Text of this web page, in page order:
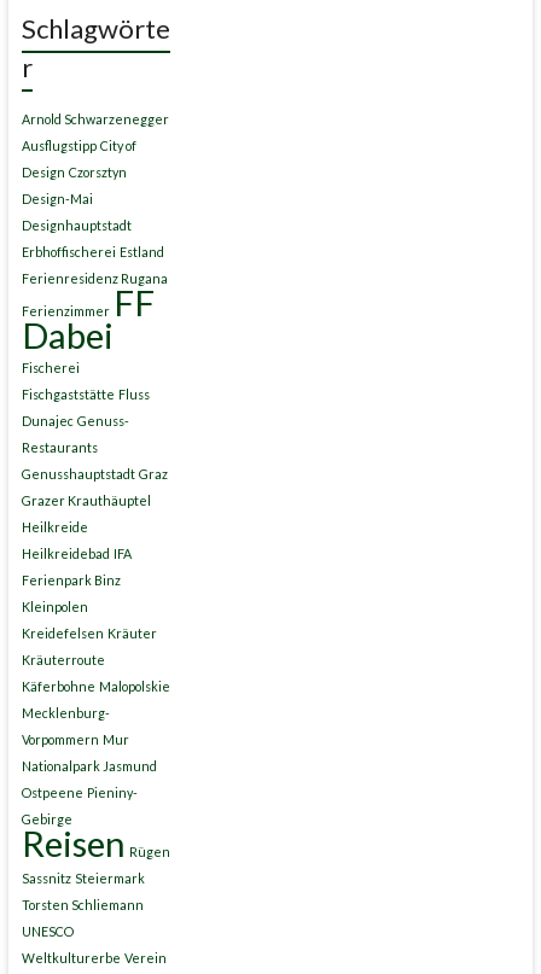
Schlagwörte
r
Arnold Schwarzenegger
Ausflugstipp City of
Design Czorsztyn
Design-Mai
Designhauptstadt
Erbhoffischerei Estland
Ferienresidenz Rugana
Ferienzimmer FF
Dabei
Fischerei
Fischgaststätte Fluss
Dunajec Genuss-
Restaurants
Genusshauptstadt Graz
Grazer Krauthäuptel
Heilkreide
Heilkreidebad IFA
Ferienpark Binz
Kleinpolen
Kreidefelsen Kräuter
Kräuterroute
Käferbohne Malopolskie
Mecklenburg-
Vorpommern Mur
Nationalpark Jasmund
Ostpeene Pieniny-
Gebirge
Reisen Rügen
Sassnitz Steiermark
Torsten Schliemann
UNESCO
Weltkulturerbe Verein